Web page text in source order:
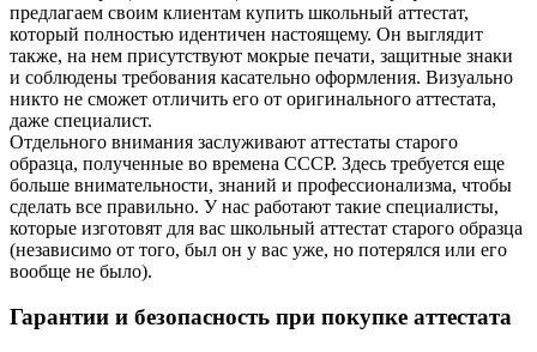
предлагаем своим клиентам купить школьный аттестат,
который полностью идентичен настоящему. Он выглядит
также, на нем присутствуют мокрые печати, защитные знаки
и соблюдены требования касательно оформления. Визуально
никто не сможет отличить его от оригинального аттестата,
даже специалист.
Отдельного внимания заслуживают аттестаты старого
образца, полученные во времена СССР. Здесь требуется еще
больше внимательности, знаний и профессионализма, чтобы
сделать все правильно. У нас работают такие специалисты,
которые изготовят для вас школьный аттестат старого образца
(независимо от того, был он у вас уже, но потерялся или его
вообще не было).
Гарантии и безопасность при покупке аттестата